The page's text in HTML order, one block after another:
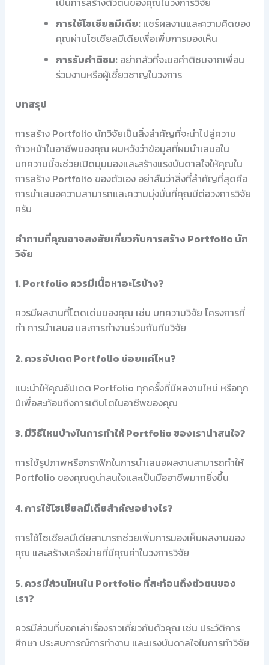
การใช้โซเชียลมีเดีย: แชร์ผลงานและความคิดของ
คุณผ่านโซเชียลมีเดียเพื่อเพิ่มการมองเห็น
การรับคำติชม: อย่ากลัวที่จะขอคำติชมจากเพื่อน
ร่วมงานหรือผู้เชี่ยวชาญในวงการ
บทสรุป
การสร้าง Portfolio นักวิจัยเป็นสิ่งสำคัญที่จะนำไปสู่ความ
ก้าวหน้าในอาชีพของคุณ ผมหวังว่าข้อมูลที่ผมนำเสนอใน
บทความนี้จะช่วยเปิดมุมมองและสร้างแรงบันดาลใจให้คุณใน
การสร้าง Portfolio ของตัวเอง อย่าลืมว่าสิ่งที่สำคัญที่สุดคือ
การนำเสนอความสามารถและความมุ่งมั่นที่คุณมีต่อวงการวิจัย
ครับ
คำถามที่คุณอาจสงสัยเกี่ยวกับการสร้าง Portfolio นัก
วิจัย
1. Portfolio ควรมีเนื้อหาอะไรบ้าง?
ควรมีผลงานที่โดดเด่นของคุณ เช่น บทความวิจัย โครงการที่
ทำ การนำเสนอ และการทำงานร่วมกับทีมวิจัย
2. ควรอัปเดต Portfolio บ่อยแค่ไหน?
แนะนำให้คุณอัปเดต Portfolio ทุกครั้งที่มีผลงานใหม่ หรือทุก
ปีเพื่อสะท้อนถึงการเติบโตในอาชีพของคุณ
3. มีวิธีไหนบ้างในการทำให้ Portfolio ของเราน่าสนใจ?
การใช้รูปภาพหรือกราฟิกในการนำเสนอผลงานสามารถทำให้
Portfolio ของคุณดูน่าสนใจและเป็นมืออาชีพมากยิ่งขึ้น
4. การใช้โซเชียลมีเดียสำคัญอย่างไร?
การใช้โซเชียลมีเดียสามารถช่วยเพิ่มการมองเห็นผลงานของ
คุณ และสร้างเครือข่ายที่มีคุณค่าในวงการวิจัย
5. ควรมีส่วนไหนใน Portfolio ที่สะท้อนถึงตัวตนของ
เรา?
ควรมีส่วนที่บอกเล่าเรื่องราวเกี่ยวกับตัวคุณ เช่น ประวัติการ
ศึกษา ประสบการณ์การทำงาน และแรงบันดาลใจในการทำวิจัย